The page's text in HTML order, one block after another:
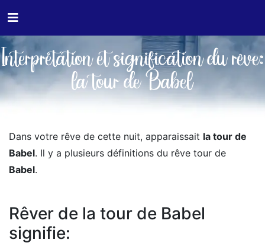
Interprétation et signification du rêve:
la tour de Babel
Dans votre rêve de cette nuit, apparaissait la tour de
Babel. Il y a plusieurs définitions du rêve tour de
Babel.
Rêver de la tour de Babel
signifie: